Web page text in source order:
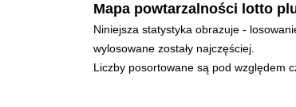
Mapa powtarzalności lotto
Niniejsza statystyka obrazuje -
wylosowane zostały najczęściej.
Liczby posortowane są pod względem